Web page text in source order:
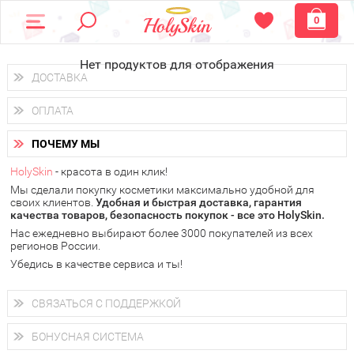
0
Нет продуктов для отображения
ДОСТАВКА
Доставка осуществляетсяпо всем городам России.
Вы можете выбрать доставку курьером, Почтой России или
получить заказ в пунктах выдачи PickPoint или пункте
самовывоза.
В 20 городах России доставка осуществляется ужена
следующий день.
у Вас всегда есть возможность получитьбесплатную
доставку от HolySkin.
подробнее об условиях доставки и оплаты в Вашем городе
ОПЛАТА
Вы можете оплатить свой заказ любым удобным способом:
наличными деньгами (
через интернет-банк (Альфа-банк, Сбербанк) и другими
электронными способами.
ПОЧЕМУ МЫ
HolySkin - красота в один клик!
Мы сделали покупку косметики максимально удобной для
своих клиентов. Удобная и быстрая доставка, гарантия
качества товаров, безопасность покупок - все это HolySkin.
Нас ежедневно выбирают более 3000 покупателей из всех
регионов России.
Убедись в качестве сервиса и ты!
СВЯЗАТЬСЯ С ПОДДЕРЖКОЙ
+7 (800) 707-24-55
Мы будем рады ответить на все Ваши вопросы по работе
магазина, проконсультировать по товарам, рассказать о
БОНУСНАЯ СИСТЕМА